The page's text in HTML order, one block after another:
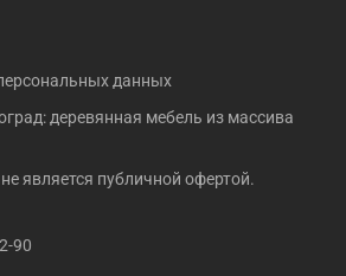
данных
деревянная мебель из массива
является публичной офертой.
90